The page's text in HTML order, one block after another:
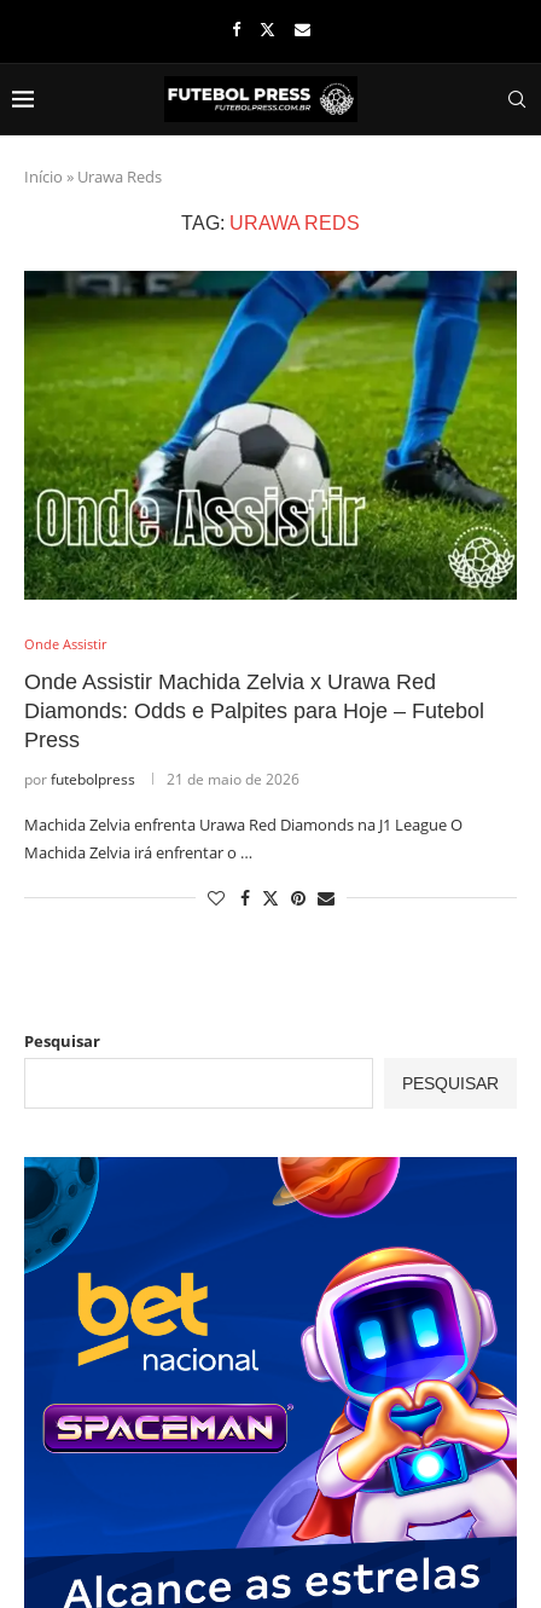
Início » Urawa Reds
TAG: URAWA REDS
Onde Assistir
Onde Assistir Machida Zelvia x Urawa Red
Diamonds: Odds e Palpites para Hoje – Futebol
Press
porfutebolpress 21 de maio de 2026
Machida Zelvia enfrenta Urawa Red Diamonds na J1 League O
Machida Zelvia irá enfrentar o …
Pesquisar
PESQUISAR